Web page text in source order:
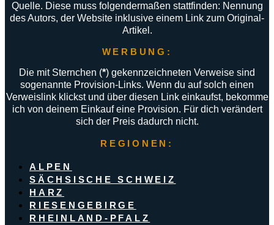
Quelle. Diese muss folgendermaßen stattfinden: Nennung
des Autors, der Website inklusive einem Link zum Original-
Artikel.
WERBUNG:
Die mit Sternchen (*) gekennzeichneten Verweise sind
sogenannte Provision-Links. Wenn du auf solch einen
Verweislink klickst und über diesen Link einkaufst, bekomme
ich von deinem Einkauf eine Provision. Für dich verändert
sich der Preis dadurch nicht.
REGIONEN:
ALPEN
SÄCHSISCHE SCHWEIZ
HARZ
RIESENGEBIRGE
RHEINLAND-PFALZ